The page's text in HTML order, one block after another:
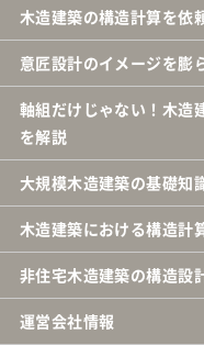
木造建築の構造計算を依
意匠設計のイメージを膨
軸組だけじゃない！木造
を解説
大規模木造建築の基礎知
木造建築における構造計
非住宅木造建築の構造設
運営会社情報